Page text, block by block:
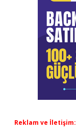
Reklam ve İletişim: